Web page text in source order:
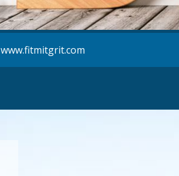
www.fitmitgrit.com